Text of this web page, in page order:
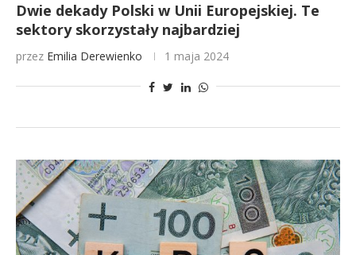
Dwie dekady Polski w Unii Europejskiej. Te
sektory skorzystały najbardziej
przez Emilia Derewienko 1 maja 2024